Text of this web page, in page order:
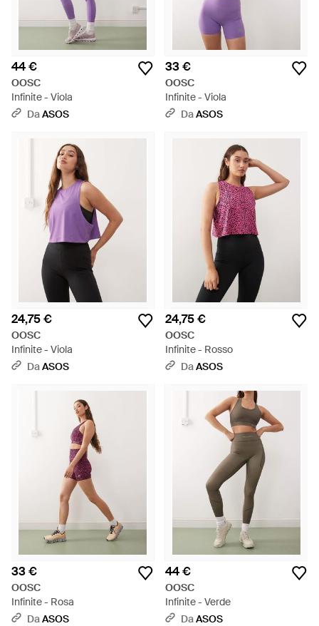
44 €
OOSC
Infinite - Viola
DaASOS
33 €
OOSC
Infinite - Viola
DaASOS
24,75 €
OOSC
Infinite - Viola
DaASOS
24,75 €
OOSC
Infinite - Rosso
DaASOS
33 €
OOSC
Infinite - Rosa
DaASOS
44 €
OOSC
Infinite - Verde
DaASOS